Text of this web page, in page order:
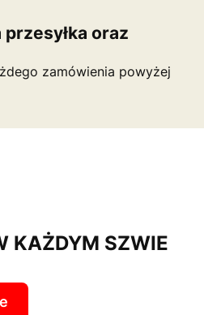
oraz
zamówienia powyżej
KAŻDYM SZWIE